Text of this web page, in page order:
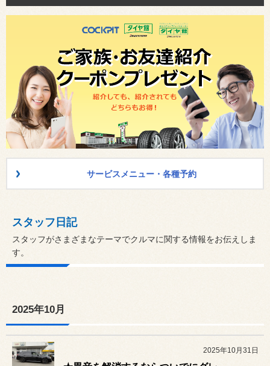
サービスメニュー・各種予約
スタッフ日記
スタッフがさまざまなテーマでクルマに関する情報をお伝えしま
す。
2025年10月
2025年10月31日